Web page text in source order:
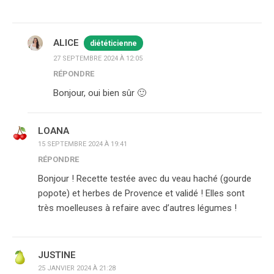
ALICE diététicienne
27 SEPTEMBRE 2024 À 12:05
RÉPONDRE
Bonjour, oui bien sûr 🙂
LOANA
15 SEPTEMBRE 2024 À 19:41
RÉPONDRE
Bonjour ! Recette testée avec du veau haché (gourde
popote) et herbes de Provence et validé ! Elles sont
très moelleuses à refaire avec d’autres légumes !
JUSTINE
25 JANVIER 2024 À 21:28